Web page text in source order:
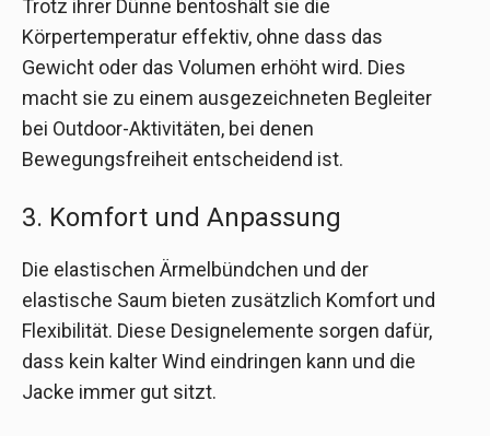
Trotz ihrer Dünne bentoshält sie die
Körpertemperatur effektiv, ohne dass das
Gewicht oder das Volumen erhöht wird. Dies
macht sie zu einem ausgezeichneten Begleiter
bei Outdoor-Aktivitäten, bei denen
Bewegungsfreiheit entscheidend ist.
3. Komfort und Anpassung
Die elastischen Ärmelbündchen und der
elastische Saum bieten zusätzlich Komfort und
Flexibilität. Diese Designelemente sorgen dafür,
dass kein kalter Wind eindringen kann und die
Jacke immer gut sitzt.